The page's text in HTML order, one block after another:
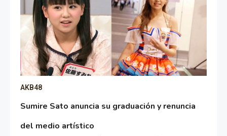
AKB48
Sumire Sato anuncia su graduación y renuncia
del medio artístico